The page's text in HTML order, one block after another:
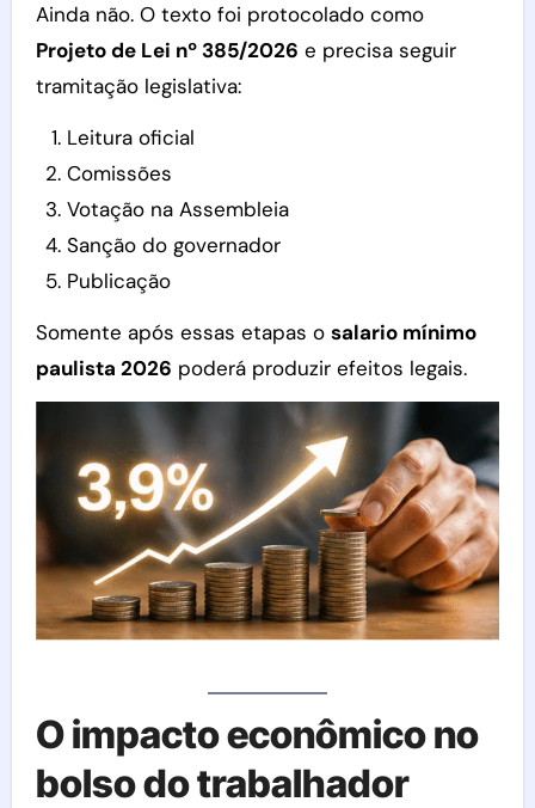
Ainda não. O texto foi protocolado como
Projeto de Lei nº 385/2026 e precisa seguir
tramitação legislativa:
Leitura oficial
Comissões
Votação na Assembleia
Sanção do governador
Publicação
Somente após essas etapas o salario mínimo
paulista 2026 poderá produzir efeitos legais.
O impacto econômico no
bolso do trabalhador